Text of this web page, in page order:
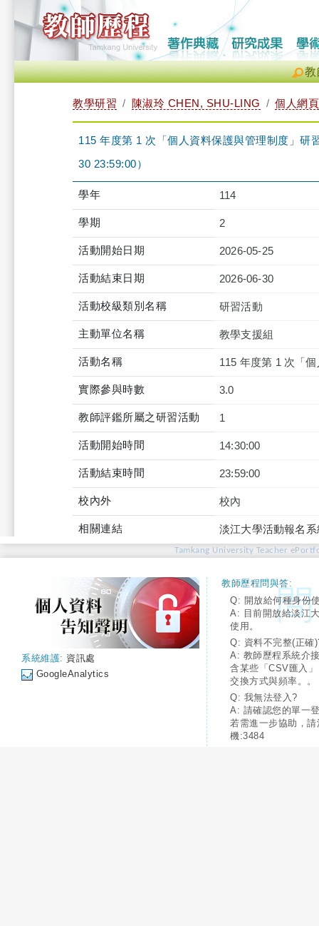
教
教學研習 陳淑玲 CHEN, SHU-LING 個人網頁
115 年度第 1 次「個人資料保護與管理制度」
30 23:59:00）
學年 114
學期 2
活動開始日期 2026-05-25
活動結束日期 2026-06-30
活動校級類別名稱 研習活動
主動單位名稱 教學支援組
活動名稱 115 年度第 1 次「
實際參與時數 3.0
教師評鑑所屬之研習活動 1
活動開始時間 14:30:00
活動結束時間 23:59:00
校內外 校內
相關連結 淡江大學活動報名
Tamkang University Teacher
系統維護: 資訊處
GoogleAnalytics
教師歷程問與答:
Q: 開放給何種身份
A: 目前開放給淡江
使用。
Q: 資料不完整(正確
A: 教師歷程系統介
含某些「CSV匯入
交換方式與頻率。。
Q: 我無法登入?
A: 請確認您的單一
若需進一步協助，
機:3484